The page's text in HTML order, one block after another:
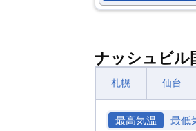
ナッシュビル
札幌 仙台
最高気温 最低